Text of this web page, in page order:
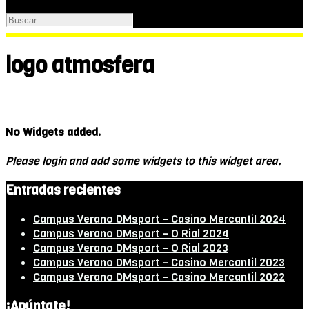
logo atmosfera
No Widgets added.
Please login and add some widgets to this widget area.
Entradas recientes
Campus Verano DMsport – Casino Mercantil 2024
Campus Verano DMsport – O Rial 2024
Campus Verano DMsport – O Rial 2023
Campus Verano DMsport – Casino Mercantil 2023
Campus Verano DMsport – Casino Mercantil 2022